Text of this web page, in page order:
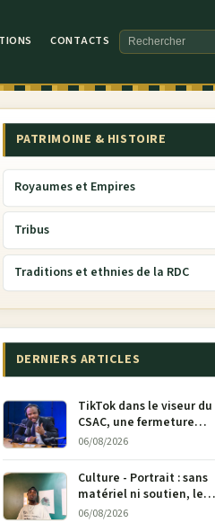
CONTACTS
Rechercher
PATRIMOINE & HISTOIRE
Royaumes et Empires
Tribus
Traditions et ethnies de la RDC
DERNIERS ARTICLES
TikTok dans le viseur du
CSAC, une fermeture
envisagée pour contrer la
06/08/2026
Culture - Portrait : sans
matériel ni soutien, le
dessinateur Justin
06/08/2026